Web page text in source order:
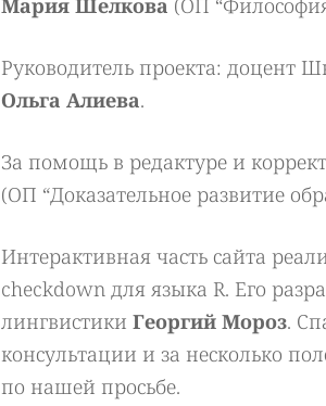
Мария Шелкова (ОП
Руководитель проекта: доцент
Ольга Алиева.
За помощь в редактуре и
(ОП “Доказательное развитие
Интерактивная часть сайта
checkdown для языка R. Его
лингвистики Георгий Мороз.
консультации и за несколько
по нашей просьбе.